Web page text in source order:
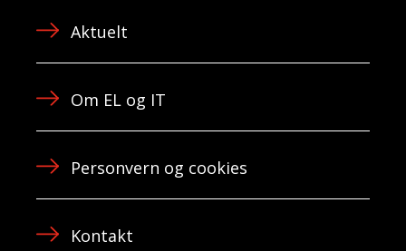
Aktuelt
Om EL og IT
Personvern og cookies
Kontakt